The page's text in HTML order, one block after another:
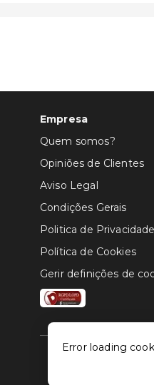
Empresa
Quem somos?
Opiniões de Clientes
Aviso Legal
Condições Gerais
Politica de Privacidade
Política de Cookies
Gerir definições de
Error loading